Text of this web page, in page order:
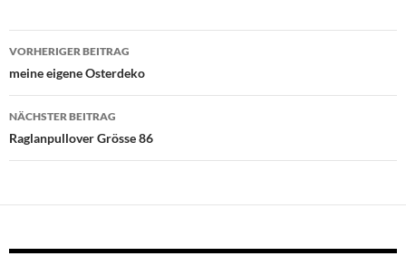
Beitragsnavigation
VORHERIGER BEITRAG
meine eigene Osterdeko
NÄCHSTER BEITRAG
Raglanpullover Grösse 86